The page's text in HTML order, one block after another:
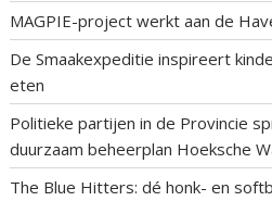
MAGPIE-project werkt aan de
De Smaakexpeditie inspireert
eten
Politieke partijen in de Provincie
duurzaam beheerplan Hoeksche
The Blue Hitters: dé honk- en